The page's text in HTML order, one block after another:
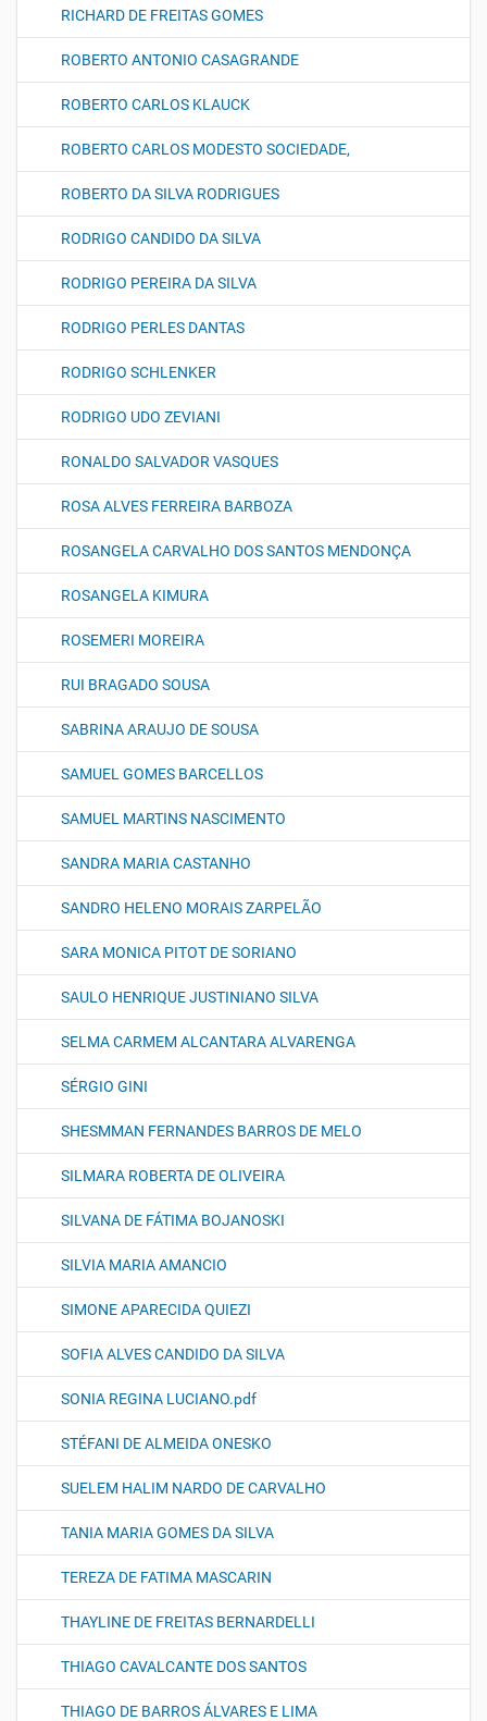
RICHARD DE FREITAS GOMES
ROBERTO ANTONIO CASAGRANDE
ROBERTO CARLOS KLAUCK
ROBERTO CARLOS MODESTO SOCIEDADE,
ROBERTO DA SILVA RODRIGUES
RODRIGO CANDIDO DA SILVA
RODRIGO PEREIRA DA SILVA
RODRIGO PERLES DANTAS
RODRIGO SCHLENKER
RODRIGO UDO ZEVIANI
RONALDO SALVADOR VASQUES
ROSA ALVES FERREIRA BARBOZA
ROSANGELA CARVALHO DOS SANTOS MENDONÇA
ROSANGELA KIMURA
ROSEMERI MOREIRA
RUI BRAGADO SOUSA
SABRINA ARAUJO DE SOUSA
SAMUEL GOMES BARCELLOS
SAMUEL MARTINS NASCIMENTO
SANDRA MARIA CASTANHO
SANDRO HELENO MORAIS ZARPELÃO
SARA MONICA PITOT DE SORIANO
SAULO HENRIQUE JUSTINIANO SILVA
SELMA CARMEM ALCANTARA ALVARENGA
SÉRGIO GINI
SHESMMAN FERNANDES BARROS DE MELO
SILMARA ROBERTA DE OLIVEIRA
SILVANA DE FÁTIMA BOJANOSKI
SILVIA MARIA AMANCIO
SIMONE APARECIDA QUIEZI
SOFIA ALVES CANDIDO DA SILVA
SONIA REGINA LUCIANO.pdf
STÉFANI DE ALMEIDA ONESKO
SUELEM HALIM NARDO DE CARVALHO
TANIA MARIA GOMES DA SILVA
TEREZA DE FATIMA MASCARIN
THAYLINE DE FREITAS BERNARDELLI
THIAGO CAVALCANTE DOS SANTOS
THIAGO DE BARROS ÁLVARES E LIMA